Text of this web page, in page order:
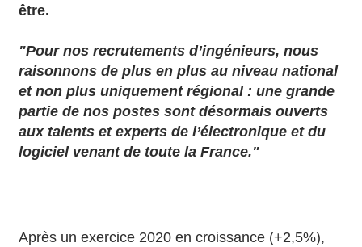
être.
"Pour nos recrutements d’ingénieurs, nous
raisonnons de plus en plus au niveau national
et non plus uniquement régional : une grande
partie de nos postes sont désormais ouverts
aux talents et experts de l’électronique et du
logiciel venant de toute la France."
Après un exercice 2020 en croissance (+2,5%),